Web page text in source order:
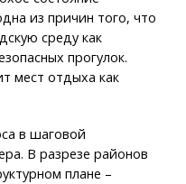
из причин того, что
среду как
прогулок.
мест отдыха как
в шаговой
В разрезе районов
плане –